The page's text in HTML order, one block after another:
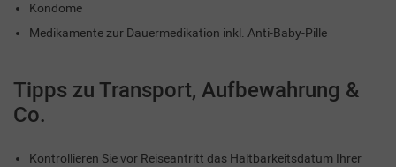
Kondome
Medikamente zur Dauermedikation inkl. Anti-Baby-Pille
Tipps zu Transport, Aufbewahrung &
Co.
Kontrollieren Sie vor Reiseantritt das Haltbarkeitsdatum Ihrer